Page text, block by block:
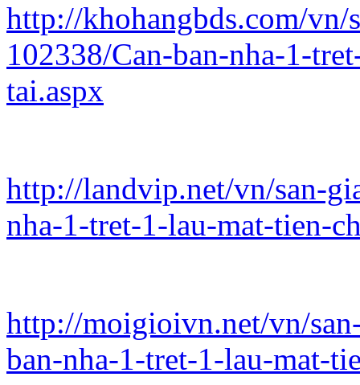
http://khohangbds.com/vn/
102338/Can-ban-nha-1-
tai.aspx
http://landvip.net/vn/san-
nha-1-tret-1-lau-mat-tien-
http://moigioivn.net/vn/
ban-nha-1-tret-1-lau-mat-